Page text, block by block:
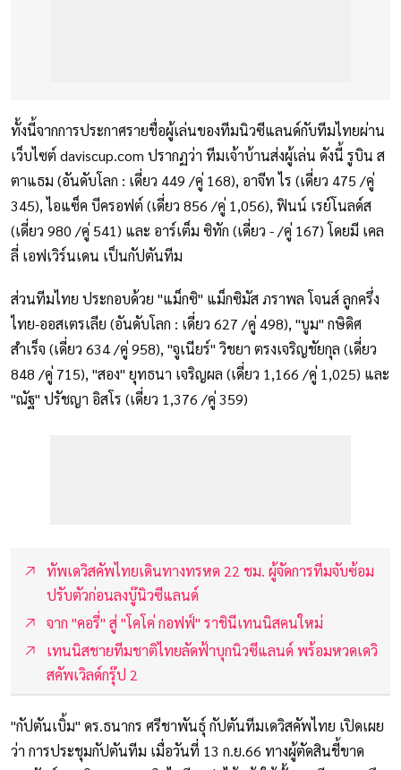
ทั้งนี้จากการประกาศรายชื่อผู้เล่นของทีมนิวซีแลนด์กับทีมไทยผ่าน
เว็บไซต์ daviscup.com ปรากฏว่า ทีมเจ้าบ้านส่งผู้เล่น ดังนี้ รูบิน ส
ตาแธม (อันดับโลก : เดี่ยว 449 /คู่ 168), อาจีท ไร (เดี่ยว 475 /คู่
345), ไอแซ็ค บีครอฟต์ (เดี่ยว 856 /คู่ 1,056), ฟินน์ เรย์โนลด์ส
(เดี่ยว 980 /คู่ 541) และ อาร์เต็ม ซิทัก (เดี่ยว - /คู่ 167) โดยมี เคล
ลี่ เอฟเวิร์นเดน เป็นกัปตันทีม
ส่วนทีมไทย ประกอบด้วย "แม็กซิ" แม็กซิมัส ภราพล โจนส์ ลูกครึ่ง
ไทย-ออสเตรเลีย (อันดับโลก : เดี่ยว 627 /คู่ 498), "บูม" กษิดิศ
สำเร็จ (เดี่ยว 634 /คู่ 958), "จูเนียร์" วิชยา ตรงเจริญชัยกุล (เดี่ยว
848 /คู่ 715), "สอง" ยุทธนา เจริญผล (เดี่ยว 1,166 /คู่ 1,025) และ
"ณัฐ" ปรัชญา อิสโร (เดี่ยว 1,376 /คู่ 359)
ทัพเดวิสคัพไทยเดินทางทรหด 22 ชม. ผู้จัดการทีมจับซ้อม
ปรับตัวก่อนลงบู๊นิวซีแลนด์
จาก "คอรี่" สู่ "โคโค่ กอฟฟ์" ราชินีเทนนิสคนใหม่
เทนนิสชายทีมชาติไทยลัดฟ้าบุกนิวซีแลนด์ พร้อมหวดเดวิ
สคัพเวิลด์กรุ๊ป 2
"กัปตันเบิ้ม" ดร.ธนากร ศรีชาพันธุ์ กัปตันทีมเดวิสคัพไทย เปิดเผย
ว่า การประชุมกัปตันทีม เมื่อวันที่ 13 ก.ย.66 ทางผู้ตัดสินชี้ขาด